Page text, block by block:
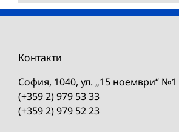
Контакти
София, 1040, ул. „15 ноември“ №1
(+359 2) 979 53 33
(+359 2) 979 52 23